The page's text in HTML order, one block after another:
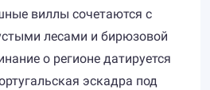
виллы сочетаются с
лесами и бирюзовой
о регионе датируется
эскадра под